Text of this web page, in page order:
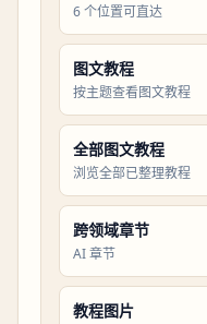
6 个位置可直达
图文教程
按主题查看图文教程
全部图文教程
浏览全部已整理教程
跨领域章节
AI 章节
教程图片